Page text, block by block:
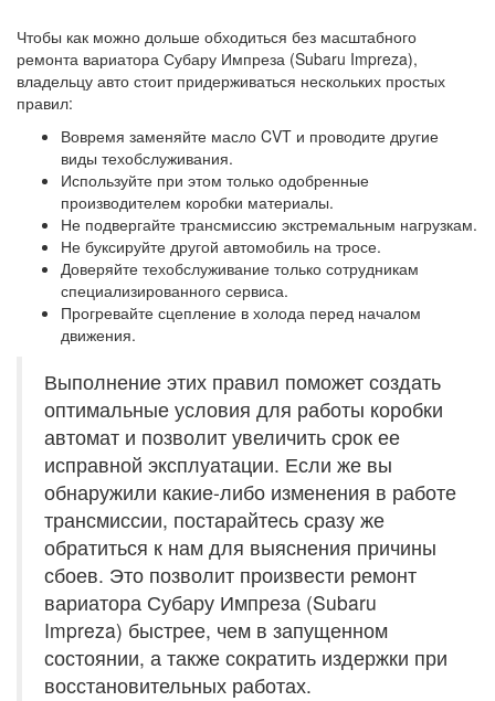
Чтобы как можно дольше обходиться без масштабного
ремонта вариатора Субару Импреза (Subaru Impreza),
владельцу авто стоит придерживаться нескольких простых
правил:
Вовремя заменяйте масло CVT и проводите другие
виды техобслуживания.
Используйте при этом только одобренные
производителем коробки материалы.
Не подвергайте трансмиссию экстремальным нагрузкам.
Не буксируйте другой автомобиль на тросе.
Доверяйте техобслуживание только сотрудникам
специализированного сервиса.
Прогревайте сцепление в холода перед началом
движения.
Выполнение этих правил поможет создать
оптимальные условия для работы коробки
автомат и позволит увеличить срок ее
исправной эксплуатации. Если же вы
обнаружили какие-либо изменения в работе
трансмиссии, постарайтесь сразу же
обратиться к нам для выяснения причины
сбоев. Это позволит произвести ремонт
вариатора Субару Импреза (Subaru
Impreza) быстрее, чем в запущенном
состоянии, а также сократить издержки при
восстановительных работах.